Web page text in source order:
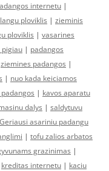
internetu |
ploviklis | zieminis
ploviklis | vasarines
pigiau | padangos
ziemines padangos |
| nuo kada keiciamos
| kavos aparatu
dalys | saldytuvu
Geriausi asariniu padangu
| tofu zalios arbatos
grazinimas |
kreditas internetu | kaciu